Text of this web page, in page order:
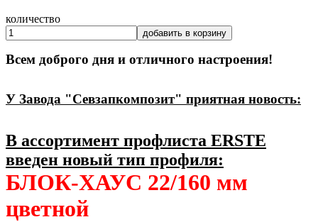
количество
добавить в корзину
Всем доброго дня и отличного настроения!
У Завода "Севзапкомпозит" приятная новость:
В ассортимент профлиста ERSTE
введен новый тип профиля:
БЛОК-ХАУС 22/160 мм
цветной